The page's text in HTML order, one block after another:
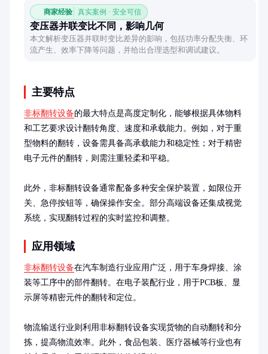
商家经验 真实案例 · 安全可信
变压器并联变比不同，影响几何
本文解析变压器并联时变比差异的影响，包括功率分配失衡、环
流产生、效率下降等问题，并给出合理选型和调试建议。
主要特点
非标翻转设备的最大特点是高度定制化，能够根据具体物料
和工艺要求设计翻转角度、速度和承载能力。例如，对于重
型物料的翻转，设备需具备高承载能力和稳定性；对于精密
电子元件的翻转，则需注重轻柔和平稳。
此外，非标翻转设备通常配备多种安全保护装置，如限位开
关、急停按钮等，确保操作安全。部分高端设备还集成视觉
系统，实现翻转过程的实时监控和调整。
应用领域
非标翻转设备在汽车制造行业应用广泛，用于车身焊接、涂
装等工序中的部件翻转。在电子装配行业，用于PCB板、显
示屏等精密元件的翻转和定位。
物流输送行业则利用非标翻转设备实现货物的自动翻转和分
拣，提高物流效率。此外，食品包装、医疗器械等行业也有